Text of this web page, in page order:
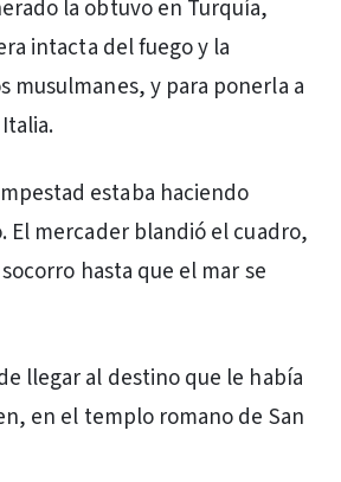
la obtuvo en Turquía,
intacta del fuego y la
musulmanes, y para ponerla a
estaba haciendo
El mercader blandió el cuadro,
hasta que el mar se
llegar al destino que le había
en el templo romano de San